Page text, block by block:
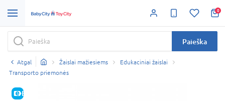
0
Paieška
Atgal Žaislai mažiesiems
Edukaciniai žaislai
Transporto priemonės
E-KAINA